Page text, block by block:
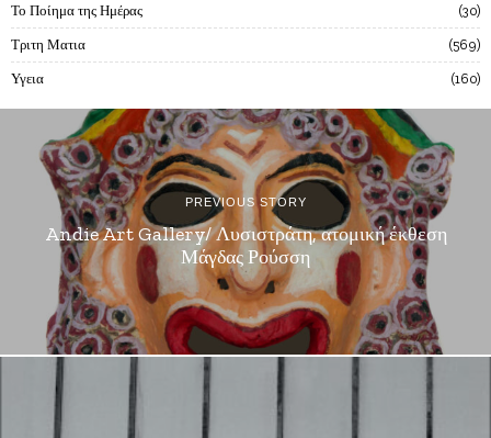
Το Ποίημα της Ημέρας 30
Τριτη Ματια 569
Υγεια 160
PREVIOUS STORY
Andie Art Gallery/ Λυσιστράτη, ατομική έκθεση
Μάγδας Ρούσση